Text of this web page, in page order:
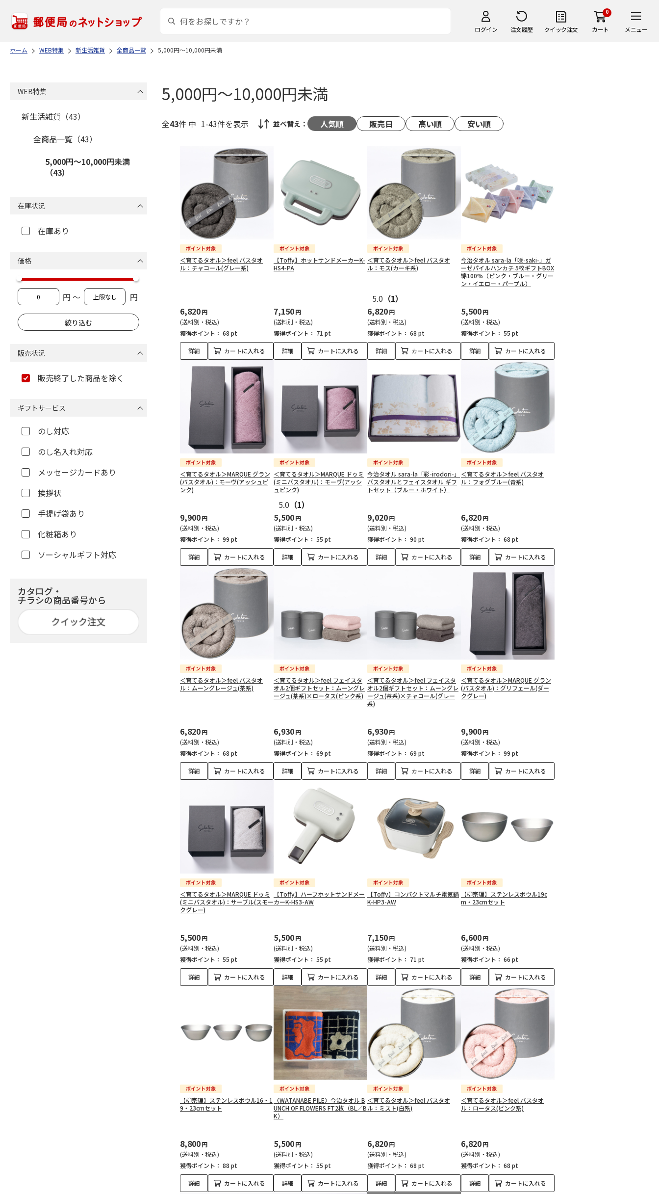
ログイン 注文履歴 クイック注文
0
カート メニュー
ホーム WEB特集 新生活雑貨 全商品一覧 5,000円～10,000円未満
5,000円～10,000円未満
全43件 中 1-43件を表示 並べ替え： 人気順 販売日 高い順 安い順
＜育てるタオル＞feel バスタオ
ル：チャコール(グレー系)
6,820円
(送料別・税込)
獲得ポイント： 68 pt
詳細 カートに入れる
【Toffy】ホットサンドメーカーK-
HS4-PA
7,150円
(送料別・税込)
獲得ポイント： 71 pt
詳細 カートに入れる
＜育てるタオル＞feel バスタオ
ル：モス(カーキ系)
5.0 （1）
6,820円
(送料別・税込)
獲得ポイント： 68 pt
詳細 カートに入れる
今治タオル sara-la「咲-saki-」ガ
ーゼパイルハンカチ 5枚ギフトBOX
綿100%（ピンク・ブルー・グリー
ン・イエロー・パープル）
5,500円
(送料別・税込)
獲得ポイント： 55 pt
詳細 カートに入れる
＜育てるタオル＞MARQUE グラン
(バスタオル)：モーヴ(アッシュピ
ンク)
9,900円
(送料別・税込)
獲得ポイント： 99 pt
詳細 カートに入れる
＜育てるタオル＞MARQUE ドゥミ
(ミニバスタオル)：モーヴ(アッシ
ュピンク)
5.0 （1）
5,500円
(送料別・税込)
獲得ポイント： 55 pt
詳細 カートに入れる
今治タオル sara-la「彩-irodori-」
バスタオルとフェイスタオル ギフ
トセット（ブルー・ホワイト）
9,020円
(送料別・税込)
獲得ポイント： 90 pt
詳細 カートに入れる
＜育てるタオル＞feel バスタオ
ル：フォグブルー(青系)
6,820円
(送料別・税込)
獲得ポイント： 68 pt
詳細 カートに入れる
＜育てるタオル＞feel バスタオ
ル：ムーングレージュ(茶系)
6,820円
(送料別・税込)
獲得ポイント： 68 pt
詳細 カートに入れる
＜育てるタオル＞feel フェイスタ
オル2個ギフトセット：ムーングレ
ージュ(茶系)×ロータス(ピンク系)
6,930円
(送料別・税込)
獲得ポイント： 69 pt
詳細 カートに入れる
＜育てるタオル＞feel フェイスタ
オル2個ギフトセット：ムーングレ
ージュ(茶系)×チャコール(グレー
系)
6,930円
(送料別・税込)
獲得ポイント： 69 pt
詳細 カートに入れる
＜育てるタオル＞MARQUE グラン
(バスタオル)：グリフェール(ダー
クグレー)
9,900円
(送料別・税込)
獲得ポイント： 99 pt
詳細 カートに入れる
＜育てるタオル＞MARQUE ドゥミ
(ミニバスタオル)：サーブル(スモー
クグレー)
5,500円
(送料別・税込)
獲得ポイント： 55 pt
詳細 カートに入れる
【Toffy】ハーフホットサンドメー
カーK-HS3-AW
5,500円
(送料別・税込)
獲得ポイント： 55 pt
詳細 カートに入れる
【Toffy】コンパクトマルチ電気鍋
K-HP3-AW
7,150円
(送料別・税込)
獲得ポイント： 71 pt
詳細 カートに入れる
【柳宗理】ステンレスボウル19c
m・23cmセット
6,600円
(送料別・税込)
獲得ポイント： 66 pt
詳細 カートに入れる
【柳宗理】ステンレスボウル16・1
9・23cmセット
8,800円
(送料別・税込)
獲得ポイント： 88 pt
詳細 カートに入れる
〈WATANABE PILE〉今治タオル B
UNCH OF FLOWERS FT2枚（BL／B
K）
5,500円
(送料別・税込)
獲得ポイント： 55 pt
詳細 カートに入れる
＜育てるタオル＞feel バスタオ
ル：ミスト(白系)
6,820円
(送料別・税込)
獲得ポイント： 68 pt
詳細 カートに入れる
＜育てるタオル＞feel バスタオ
ル：ロータス(ピンク系)
6,820円
(送料別・税込)
獲得ポイント： 68 pt
詳細 カートに入れる
WEB特集
新生活雑貨（43）
全商品一覧（43）
5,000円～10,000円未満
（43）
在庫状況
在庫あり
価格
円 ～ 円
販売状況
販売終了した商品を除く
ギフトサービス
のし対応
のし名入れ対応
メッセージカードあり
挨拶状
手提げ袋あり
化粧箱あり
ソーシャルギフト対応
カタログ・
チラシの商品番号から